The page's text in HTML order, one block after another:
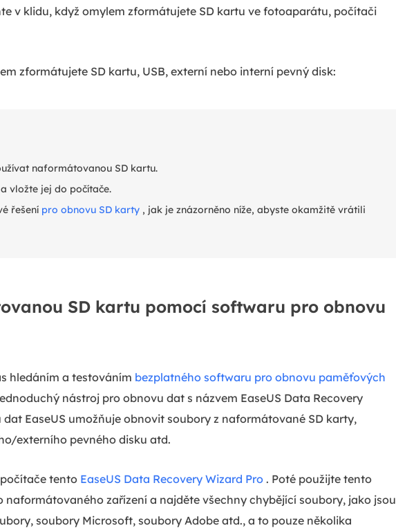
v klidu, když omylem zformátujete SD kartu ve fotoaparátu, počítači
zformátujete SD kartu, USB, externí nebo interní pevný disk:
naformátovanou SD kartu.
vložte jej do počítače.
řešení pro obnovu SD karty , jak je znázorněno níže, abyste okamžitě vrátili
SD kartu pomocí softwaru pro obnovu
hledáním a testováním bezplatného softwaru pro obnovu paměťových
nástroj pro obnovu dat s názvem EaseUS Data Recovery
EaseUS umožňuje obnovit soubory z naformátované SD karty,
externího pevného disku atd.
tento EaseUS Data Recovery Wizard Pro . Poté použijte tento
naformátovaného zařízení a najděte všechny chybějící soubory, jako jsou
soubory Microsoft, soubory Adobe atd., a to pouze několika